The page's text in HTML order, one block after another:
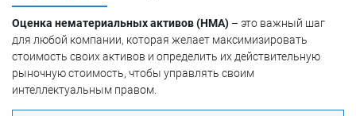
Оценка нематериальных активов (НМА) – это важный шаг
для любой компании, которая желает максимизировать
стоимость своих активов и определить их действительную
рыночную стоимость, чтобы управлять своим
интеллектуальным правом.